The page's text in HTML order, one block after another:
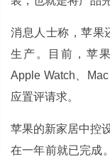
消息人士称，苹果
生产。目前，苹
Apple Watch、
应置评请求。
苹果的新家居中控
在一年前就已完成